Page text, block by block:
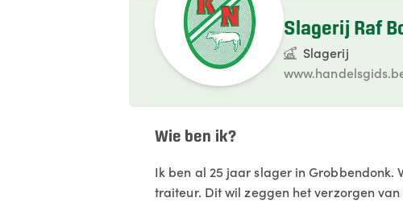
Slagerij Raf
Slagerij
Wie ben ik?
Ik ben al 25 jaar slager in Grobbendonk.
traiteur. Dit wil zeggen het verzorgen